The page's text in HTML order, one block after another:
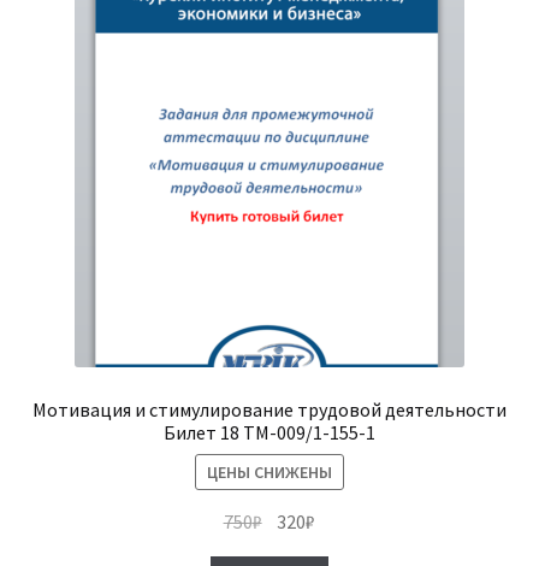
Мотивация и стимулирование трудовой деятельности
Билет 18 ТМ-009/1-155-1
ЦЕНЫ СНИЖЕНЫ
750₽ Первоначальная
320₽